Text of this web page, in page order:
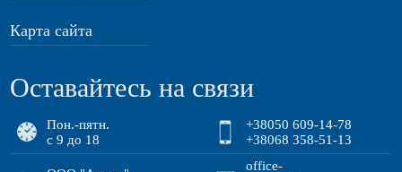
Карта сайта
Оставайтесь на связи
Пон.-пятн.
с 9 до 18
+38050 609-14-78
+38068 358-51-13
office-